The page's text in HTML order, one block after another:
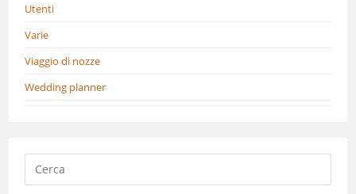
Utenti
Varie
Viaggio di nozze
Wedding planner